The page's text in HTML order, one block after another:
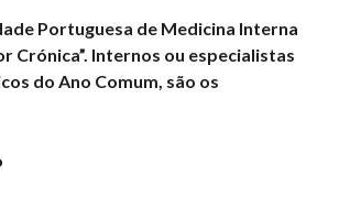
Portuguesa de Medicina Interna
Crónica”. Internos ou especialistas
do Ano Comum, são os